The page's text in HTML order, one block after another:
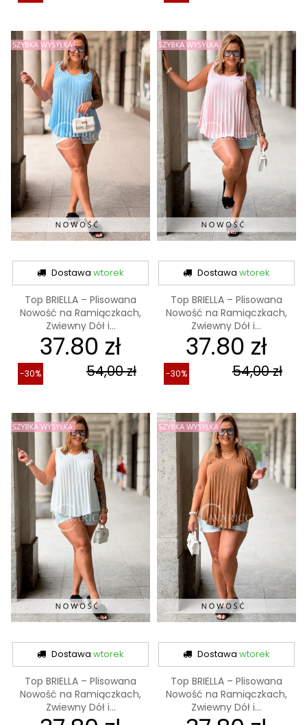
Dostawawtorek
Top BRIELLA – Plisowana
Nowość na Ramiączkach,
Zwiewny Dół i...
37.80 zł
54,00 zł
-30%
Dostawa wtorek
Top BRIELLA – Plisowana
Nowość na Ramiączkach,
Zwiewny Dół i...
37.80 zł
54,00 zł
-30%
Dostawawtorek
Top BRIELLA – Plisowana
Nowość na Ramiączkach,
Zwiewny Dół i...
Dostawa wtorek
Top BRIELLA – Plisowana
Nowość na Ramiączkach,
Zwiewny Dół i...